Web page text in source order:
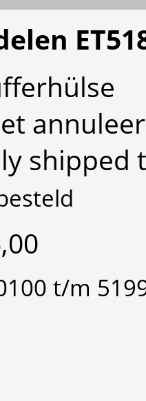
shipped
t/m